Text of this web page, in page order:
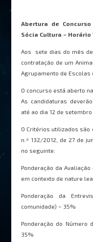
Abertura de Concurso para Contratação de Animadora
Sócia Cultura – Horário
Aos sete dias do mês
contratação de um
Agrupamento de Escolas
O concurso está aberto
As candidaturas
até ao dia 12 de setembro
O Critérios utilizados são
n.º 132/2012, de 27 de
no seguinte:
Ponderação da
em contexto de nature
Ponderação da
comunidade) – 35%
Ponderação do Número
35%